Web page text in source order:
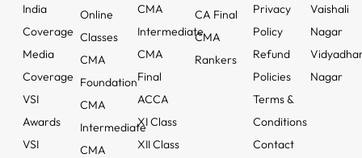
India
Coverage
Media
Coverage
VSI
Awards
VSI
Online
Classes
CMA
Foundation
CMA
Intermediate
CMA
CMA
Intermediate
CMA
Final
ACCA
XI Class
XII Class
CA Final
CMA
Rankers
Privacy
Policy
Refund
Policies
Terms &
Conditions
Contact
Vaishali
Nagar
Nagar